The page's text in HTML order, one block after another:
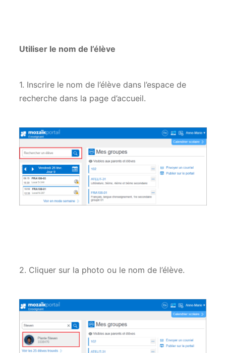
Utiliser le nom de l’élève
1. Inscrire le nom de l’élève dans l’espace de
recherche dans la page d’accueil.
2. Cliquer sur la photo ou le nom de l’élève.